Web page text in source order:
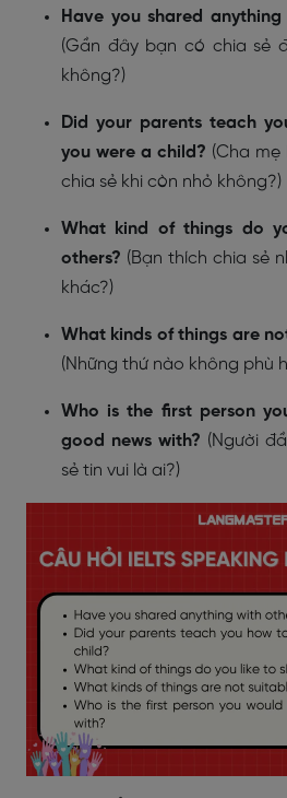
Have you shared
(Gần đây bạn có chia sẻ
không?)
Did your parents teach
you were a child? (Cha
chia sẻ khi còn nhỏ không?)
What kind of things do
others? (Bạn thích chia sẻ
khác?)
What kinds of things are
(Những thứ nào không phù
Who is the first person
good news with? (Người
sẻ tin vui là ai?)